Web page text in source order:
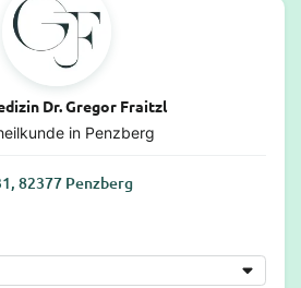
Dr. Gregor Fraitzl
in Penzberg
82377 Penzberg